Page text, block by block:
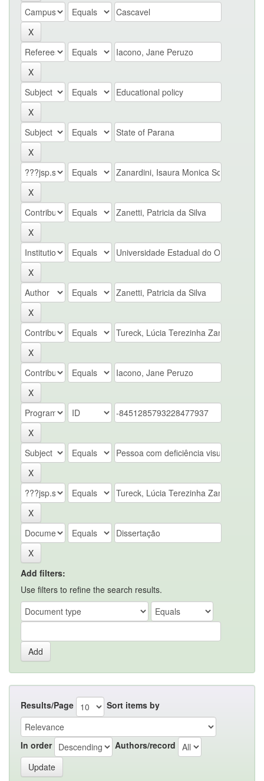
Add filters:
Use filters to refine the search results.
Results/Page Sort items by
In order Authors/record